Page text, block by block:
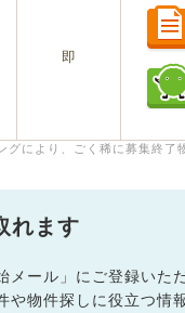
即
により、ごく稀に募集終了
れます
ール」にご登録いた
や物件探しに役立つ情